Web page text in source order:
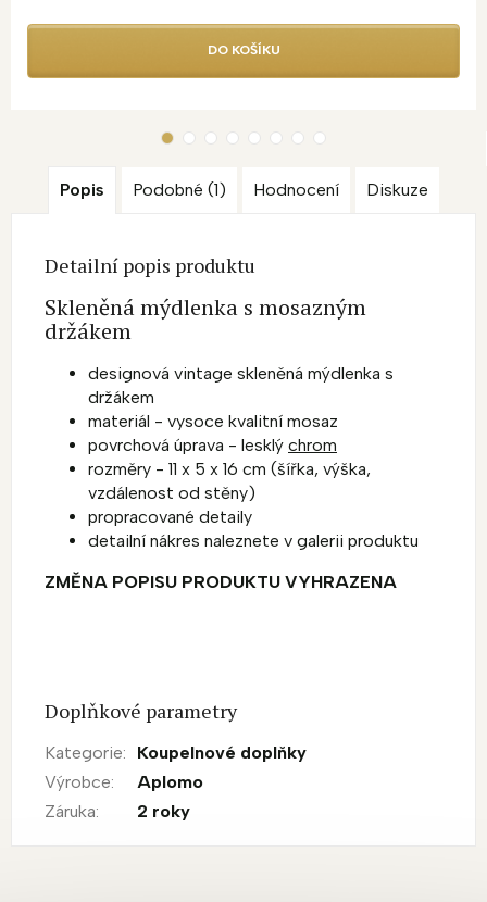
DO KOŠÍKU
Popis Podobné (1) Hodnocení Diskuze
Detailní popis produktu
Skleněná mýdlenka s mosazným
držákem
designová vintage skleněná mýdlenka s
držákem
materiál - vysoce kvalitní mosaz
povrchová úprava - lesklý chrom
rozměry - 11 x 5 x 16 cm (šířka, výška,
vzdálenost od stěny)
propracované detaily
detailní nákres naleznete v galerii produktu
ZMĚNA POPISU PRODUKTU VYHRAZENA
Doplňkové parametry
Kategorie:
Koupelnové doplňky
Výrobce:
Aplomo
Záruka: 2 roky